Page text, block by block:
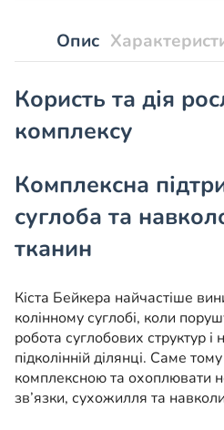
Опис
Користь та дія
комплексу
Комплексна
суглоба та
тканин
Кіста Бейкера найчастіше
колінному суглобі, коли
робота суглобових структур і
підколінній ділянці. Саме
комплексною та охоплювати
зв’язки, сухожилля та